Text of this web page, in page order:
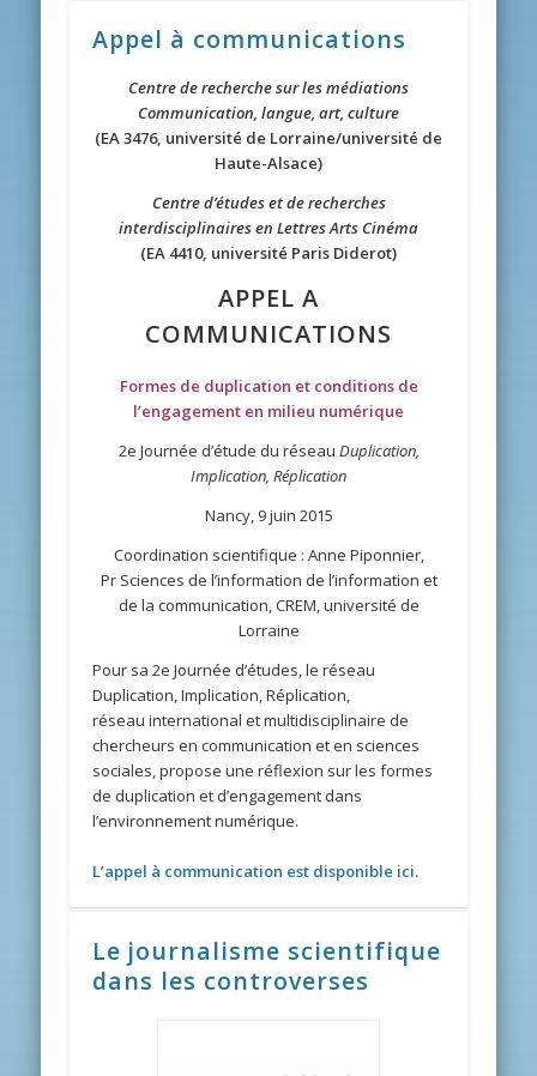
Appel à communications
Centre de recherche sur les médiations
Communication, langue, art, culture
(EA 3476, université de Lorraine/université de
Haute-Alsace)
Centre d’études et de recherches
interdisciplinaires en Lettres Arts Cinéma
(EA 4410, université Paris Diderot)
APPEL A
COMMUNICATIONS
Formes de duplication et conditions de
l’engagement en milieu numérique
2e Journée d’étude du réseau Duplication,
Implication, Réplication
Nancy, 9 juin 2015
Coordination scientifique : Anne Piponnier,
Pr Sciences de l’information de l’information et
de la communication, CREM, université de
Lorraine
Pour sa 2e Journée d’études, le réseau
Duplication, Implication, Réplication,
réseau international et multidisciplinaire de
chercheurs en communication et en sciences
sociales, propose une réflexion sur les formes
de duplication et d’engagement dans
l’environnement numérique.
L’appel à communication est disponible ici.
Le journalisme scientifique
dans les controverses